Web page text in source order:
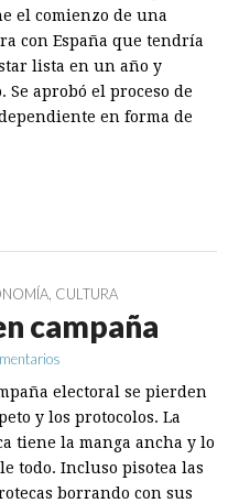
el comienzo de una
con España que tendría
lista en un año y
Se aprobó el proceso de
en forma de
CULTURA
campaña
electoral se pierden
y los protocolos. La
tiene la manga ancha y lo
todo. Incluso pisotea las
borrando con sus